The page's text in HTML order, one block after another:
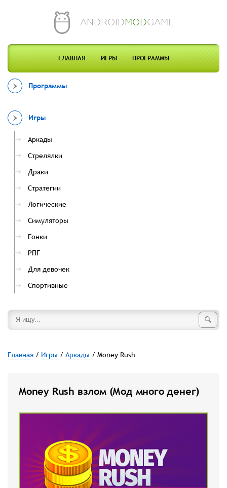
ANDROIDMODGAME
ГЛАВНАЯ ИГРЫ ПРОГРАММЫ
Программы
Игры
Аркады
Стрелялки
Драки
Стратегии
Логические
Симуляторы
Гонки
РПГ
Для девочек
Спортивные
Главная / Игры / Аркады / Money Rush
Money Rush взлом (Мод много денег)